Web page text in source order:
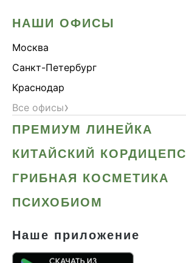
НАШИ ОФИСЫ
Москва
Санкт-Петербург
Краснодар
Все офисы›
ПРЕМИУМ ЛИНЕЙКА
КИТАЙСКИЙ КОРДИЦЕПС
ГРИБНАЯ КОСМЕТИКА
ПСИХОБИОМ
Наше приложение